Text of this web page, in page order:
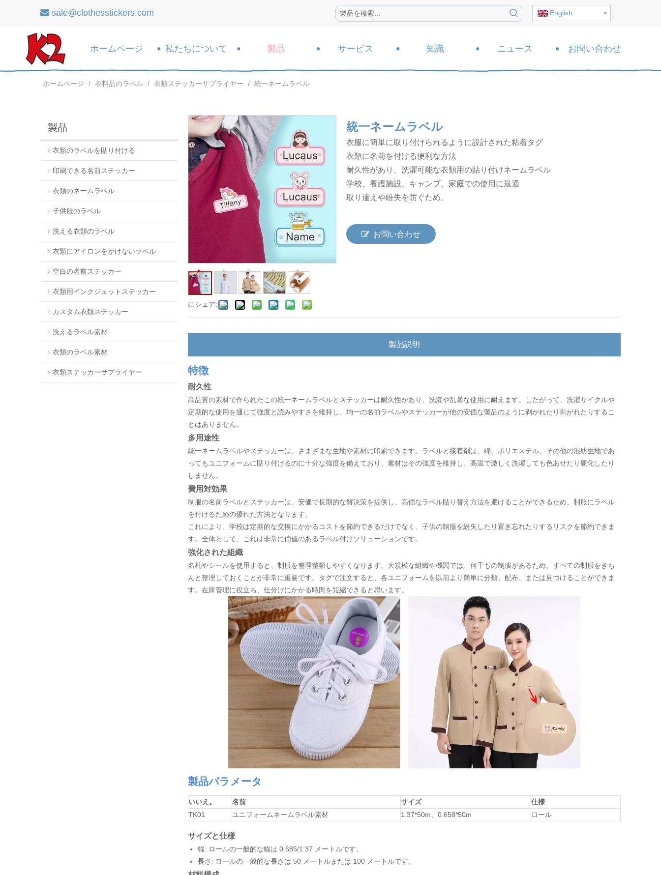
 sale@clothesstickers.com English
ホームページ 私たちについて 製品 サービス 知識 ニュース お問い合わせ
ホームページ / 衣料品のラベル / 衣類ステッカーサプライヤー / 統一ネームラベル
製品
衣類のラベルを貼り付ける
印刷できる名前ステッカー
衣類のネームラベル
子供服のラベル
洗える衣類のラベル
衣類にアイロンをかけないラベル
空白の名前ステッカー
衣類用インクジェットステッカー
カスタム衣類ステッカー
洗えるラベル素材
衣類のラベル素材
衣類ステッカーサプライヤー
にシェア:
統一ネームラベル
衣服に簡単に取り付けられるように設計された粘着タグ
衣類に名前を付ける便利な方法
耐久性があり、洗濯可能な衣類用の貼り付けネームラベル
学校、養護施設、キャンプ、家庭での使用に最適
取り違えや紛失を防ぐため。
お問い合わせ
製品説明
特徴
耐久性
高品質の素材で作られたこの統一ネームラベルとステッカーは耐久性があり、洗濯や乱暴な使用に耐えます。したがって、洗濯サイクルや
定期的な使用を通じて強度と読みやすさを維持し、均一の名前ラベルやステッカーが他の安価な製品のように剥がれたり剥がれたりするこ
とはありません。
多用途性
統一ネームラベルやステッカーは、さまざまな生地や素材に印刷できます。ラベルと接着剤は、綿、ポリエステル、その他の混紡生地であ
ってもユニフォームに貼り付けるのに十分な強度を備えており、素材はその強度を維持し、高温で激しく洗濯しても色あせたり硬化したり
しません。
費用対効果
制服の名前ラベルとステッカーは、安価で長期的な解決策を提供し、高価なラベル貼り替え方法を避けることができるため、制服にラベル
を付けるための優れた方法となります。
これにより、学校は定期的な交換にかかるコストを節約できるだけでなく、子供の制服を紛失したり置き忘れたりするリスクを節約できま
す。全体として、これは非常に価値のあるラベル付けソリューションです。
強化された組織
名札やシールを使用すると、制服を整理整頓しやすくなります。大規模な組織や機関では、何千もの制服があるため、すべての制服をきち
んと整理しておくことが非常に重要です。タグで注文すると、各ユニフォームを以前より簡単に分類、配布、または見つけることができま
す。在庫管理に役立ち、仕分けにかかる時間を短縮できると思います。
製品パラメータ
いいえ。 名前 サイズ
仕様
TK01
ユニフォームネームラベル素材 1.37*50m、0.658*50m ロール
サイズと仕様
幅: ロールの一般的な幅は 0.685/1.37 メートルです。
長さ: ロールの一般的な長さは 50 メートルまたは 100 メートルです。